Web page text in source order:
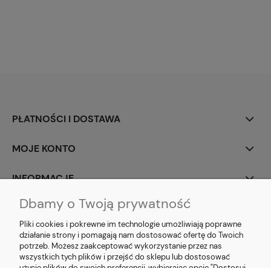
PŁATNOŚCI I DOSTAWA
MOJE KONTO
INFORMACJE
SOCIAL MEDIA
Dbamy o Twoją prywatność
Pliki cookies i pokrewne im technologie umożliwiają poprawne
działanie strony i pomagają nam dostosować ofertę do Twoich
potrzeb. Możesz zaakceptować wykorzystanie przez nas
wszystkich tych plików i przejść do sklepu lub dostosować